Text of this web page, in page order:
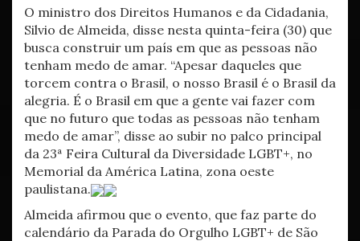
O ministro dos Direitos Humanos e da Cidadania,
Silvio de Almeida, disse nesta quinta-feira (30) que
busca construir um país em que as pessoas não
tenham medo de amar. “Apesar daqueles que
torcem contra o Brasil, o nosso Brasil é o Brasil da
alegria. É o Brasil em que a gente vai fazer com
que no futuro que todas as pessoas não tenham
medo de amar”, disse ao subir no palco principal
da 23ª Feira Cultural da Diversidade LGBT+, no
Memorial da América Latina, zona oeste
paulistana.
Almeida afirmou que o evento, que faz parte do
calendário da Parada do Orgulho LGBT+ de São